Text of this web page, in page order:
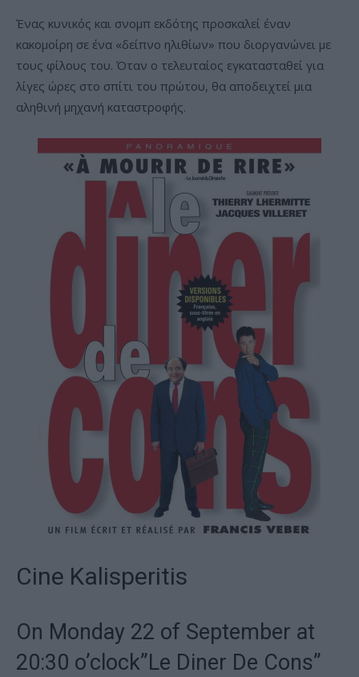
Ένας κυνικός και σνομπ εκδότης προσκαλεί έναν
κακομοίρη σε ένα «δείπνο ηλιθίων» που διοργανώνει με
τους φίλους του. Όταν ο τελευταίος εγκατασταθεί για
λίγες ώρες στο σπίτι του πρώτου, θα αποδειχτεί μια
αληθινή μηχανή καταστροφής.
Cine Kalisperitis
On Monday 22 of September at
20:30 o’clock”Le Diner De Cons”